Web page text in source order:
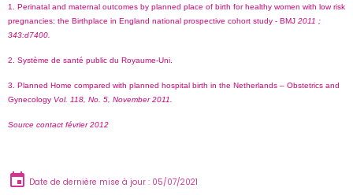
1. Perinatal and maternal outcomes by planned place of birth for healthy women with low risk
pregnancies: the Birthplace in England national prospective cohort study - BMJ 2011 ;
343:d7400.
2. Système de santé public du Royaume-Uni.
3. Planned Home compared with planned hospital birth in the Netherlands – Obstetrics and
Gynecology Vol. 118, No. 5, November 2011.
Source contact février 2012
Date de dernière mise à jour : 05/07/2021